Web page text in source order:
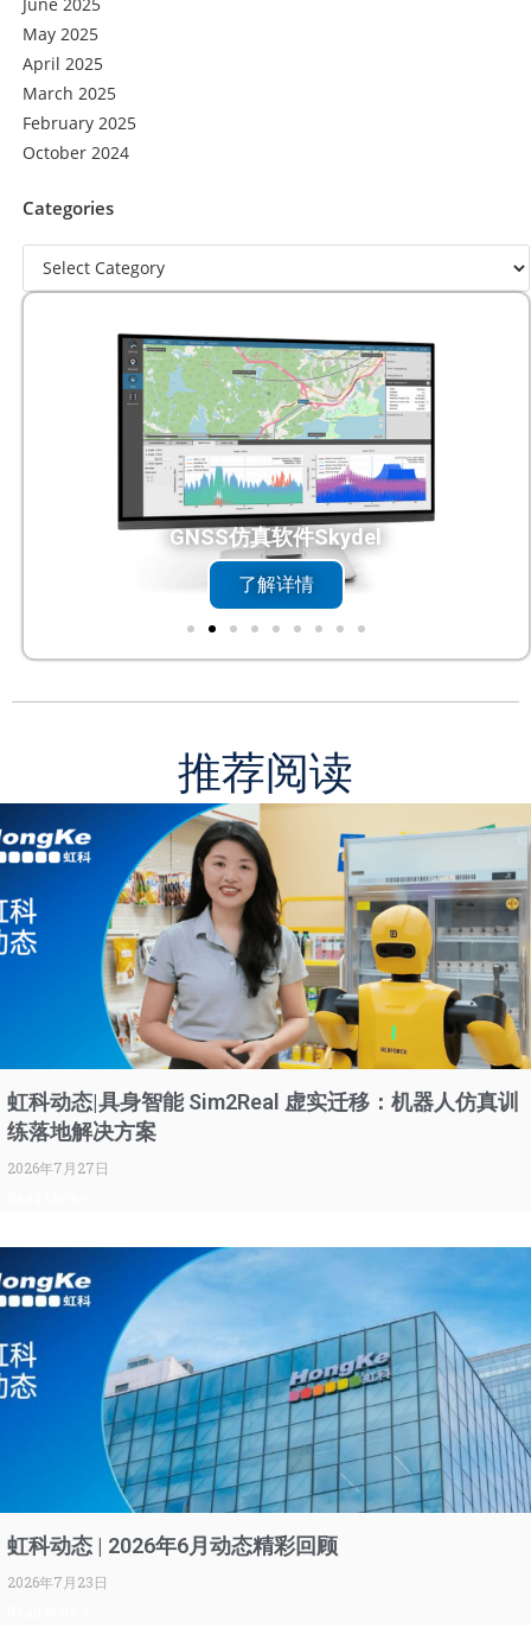
May 2025
April 2025
March 2025
February 2025
October 2024
Categories
GNSS仿真软件Skydel
了解详情
推荐阅读
虹科动态|具身智能 Sim2Real 虚实迁移：机器人仿真训
练落地解决方案
2026年7月27日
虹科动态 | 2026年6月动态精彩回顾
2026年7月23日